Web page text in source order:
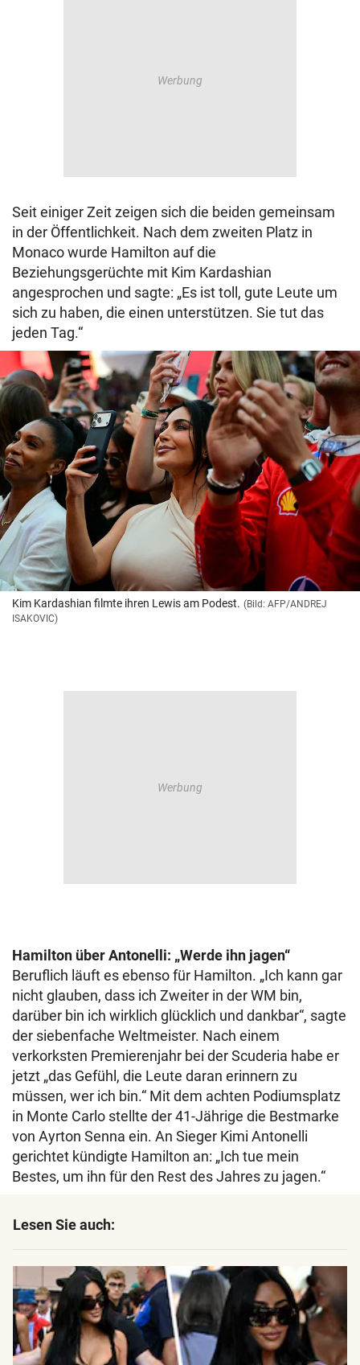
Seit einiger Zeit zeigen sich die beiden gemeinsam
in der Öffentlichkeit. Nach dem zweiten Platz in
Monaco wurde Hamilton auf die
Beziehungsgerüchte mit Kim Kardashian
angesprochen und sagte: „Es ist toll, gute Leute um
sich zu haben, die einen unterstützen. Sie tut das
jeden Tag.“
Kim Kardashian filmte ihren Lewis am Podest. (Bild: AFP/ANDREJ
ISAKOVIC)
Hamilton über Antonelli: „Werde ihn jagen“
Beruflich läuft es ebenso für Hamilton. „Ich kann gar
nicht glauben, dass ich Zweiter in der WM bin,
darüber bin ich wirklich glücklich und dankbar“, sagte
der siebenfache Weltmeister. Nach einem
verkorksten Premierenjahr bei der Scuderia habe er
jetzt „das Gefühl, die Leute daran erinnern zu
müssen, wer ich bin.“ Mit dem achten Podiumsplatz
in Monte Carlo stellte der 41-Jährige die Bestmarke
von Ayrton Senna ein. An Sieger Kimi Antonelli
gerichtet kündigte Hamilton an: „Ich tue mein
Bestes, um ihn für den Rest des Jahres zu jagen.“
Lesen Sie auch: